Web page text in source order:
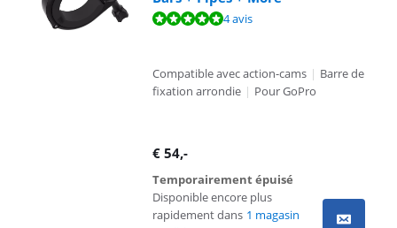
La note est de 10 sur 10, basée sur 4 avis.4 avis
Compatible avec action-cams | Barre de
fixation arrondie | Pour GoPro
€ 54,-
Temporairement épuisé
Disponible encore plus
rapidement dans 1 magasin